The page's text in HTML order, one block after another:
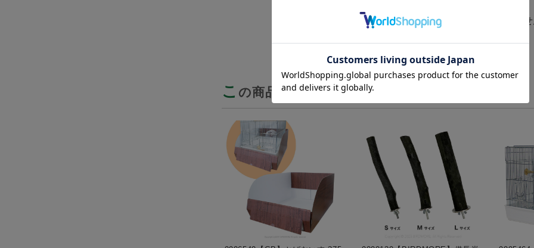
レビュー投稿がありま
こ の商品を見た人はこんな商品も見ています